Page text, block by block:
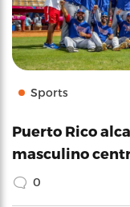
Sports
Puerto Rico
masculino
0